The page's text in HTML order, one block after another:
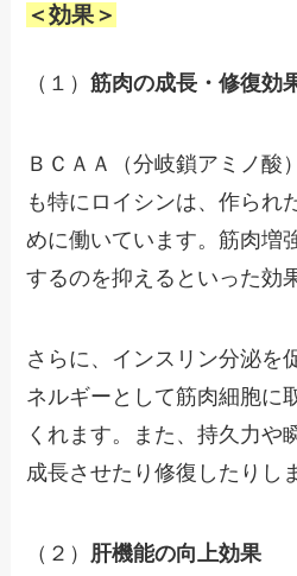
＜効果＞
（１）筋肉の成長・修復効
ＢＣＡＡ（分岐鎖アミノ酸
も特にロイシンは、作られ
めに働いています。筋肉増
するのを抑えるといった効
さらに、インスリン分泌を
ネルギーとして筋肉細胞に
くれます。また、持久力や
成長させたり修復したりし
（２） 肝機能の向上効果